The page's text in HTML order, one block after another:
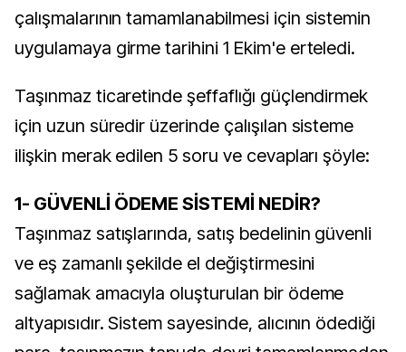
çalışmalarının tamamlanabilmesi için sistemin
uygulamaya girme tarihini 1 Ekim'e erteledi.
Taşınmaz ticaretinde şeffaflığı güçlendirmek
için uzun süredir üzerinde çalışılan sisteme
ilişkin merak edilen 5 soru ve cevapları şöyle:
1- GÜVENLİ ÖDEME SİSTEMİ NEDİR?
Taşınmaz satışlarında, satış bedelinin güvenli
ve eş zamanlı şekilde el değiştirmesini
sağlamak amacıyla oluşturulan bir ödeme
altyapısıdır. Sistem sayesinde, alıcının ödediği